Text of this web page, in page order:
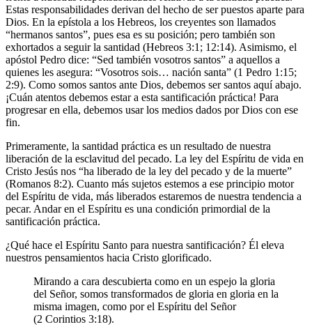
Estas responsabilidades derivan del hecho de ser puestos aparte para
Dios. En la epístola a los Hebreos, los creyentes son llamados
“hermanos santos”, pues esa es su posición; pero también son
exhortados a seguir la santidad (Hebreos 3:1; 12:14). Asimismo, el
apóstol Pedro dice: “Sed también vosotros santos” a aquellos a
quienes les asegura: “Vosotros sois… nación santa” (1 Pedro 1:15;
2:9). Como somos santos ante Dios, debemos ser santos aquí abajo.
¡Cuán atentos debemos estar a esta santificación práctica! Para
progresar en ella, debemos usar los medios dados por Dios con ese
fin.
Primeramente, la santidad práctica es un resultado de nuestra
liberación de la esclavitud del pecado. La ley del Espíritu de vida en
Cristo Jesús nos “ha liberado de la ley del pecado y de la muerte”
(Romanos 8:2). Cuanto más sujetos estemos a ese principio motor
del Espíritu de vida, más liberados estaremos de nuestra tendencia a
pecar. Andar en el Espíritu es una condición primordial de la
santificación práctica.
¿Qué hace el Espíritu Santo para nuestra santificación? Él eleva
nuestros pensamientos hacia Cristo glorificado.
Mirando a cara descubierta como en un espejo la gloria
del Señor, somos transformados de gloria en gloria en la
misma imagen, como por el Espíritu del Señor
(2 Corintios 3:18).